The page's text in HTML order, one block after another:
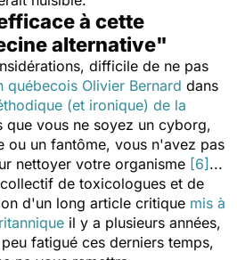
à cette
alternative"
difficile de ne pas
québecois Olivier Bernard dans
(et ironique) de la
que vous ne soyez un cyborg,
ou un fantôme, vous n'avez pas
nettoyer votre organisme [6] ...
de toxicologues et de
d'un long article critique mis à
il y a plusieurs années,
fatigué ces derniers temps,